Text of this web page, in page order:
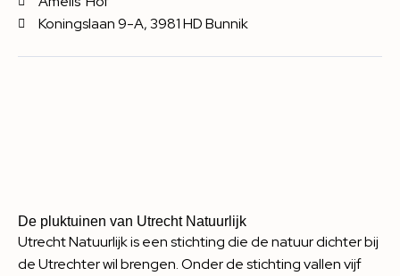
Koningslaan 9-A, 3981 HD Bunnik
De pluktuinen van Utrecht Natuurlijk
Utrecht Natuurlijk is een stichting die de natuur dichter bij
de Utrechter wil brengen. Onder de stichting vallen vijf